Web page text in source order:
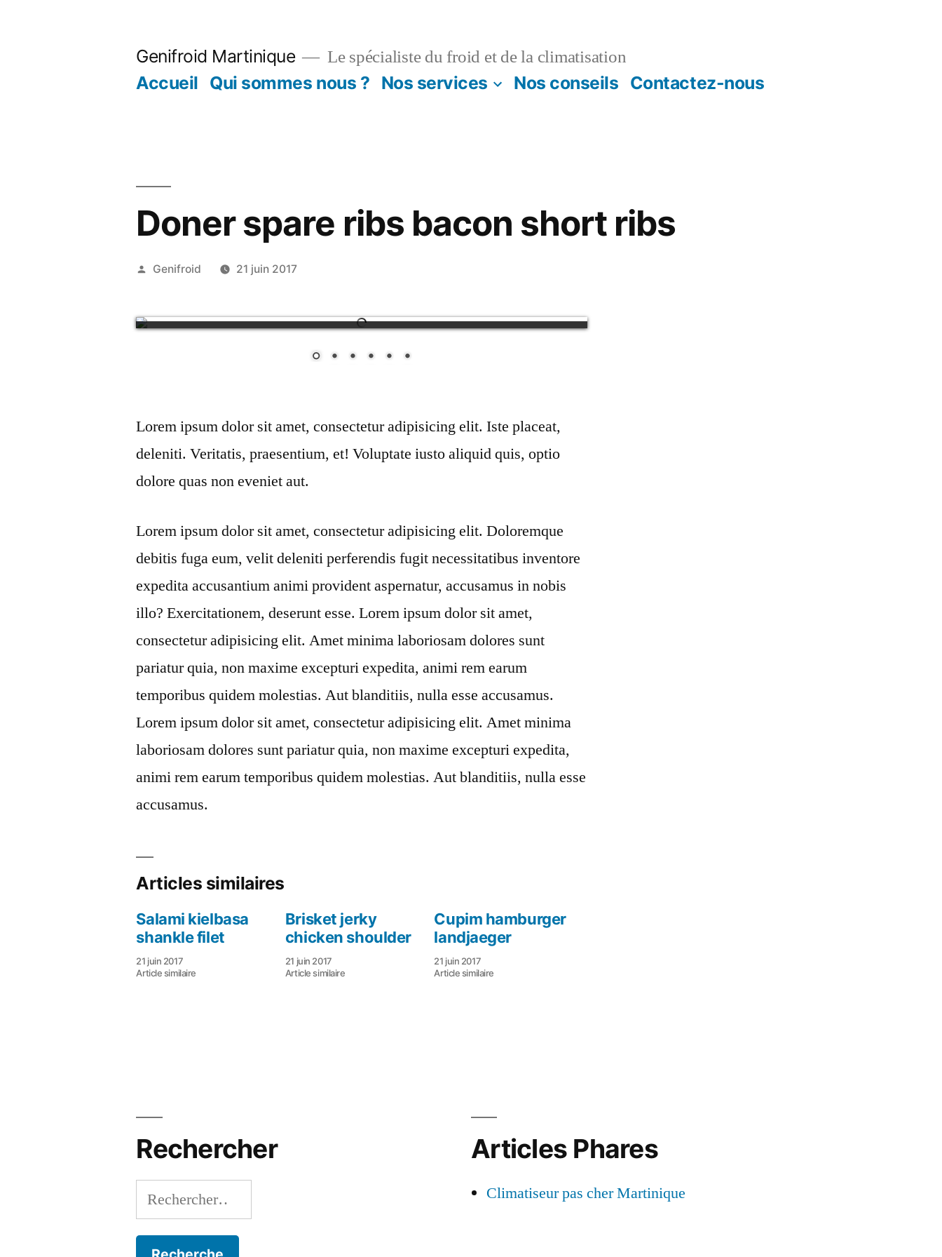
Genifroid Martinique Le spécialiste du froid et de la climatisation
Accueil Qui sommes nous ? Nos services Nos conseils Contactez-nous
Doner spare ribs bacon short ribs
Publié
Genifroid 21 juin 2017
Lorem ipsum dolor sit amet, consectetur adipisicing elit. Iste placeat,
deleniti. Veritatis, praesentium, et! Voluptate iusto aliquid quis, optio
dolore quas non eveniet aut.
Lorem ipsum dolor sit amet, consectetur adipisicing elit. Doloremque
debitis fuga eum, velit deleniti perferendis fugit necessitatibus inventore
expedita accusantium animi provident aspernatur, accusamus in nobis
illo? Exercitationem, deserunt esse. Lorem ipsum dolor sit amet,
consectetur adipisicing elit. Amet minima laboriosam dolores sunt
pariatur quia, non maxime excepturi expedita, animi rem earum
temporibus quidem molestias. Aut blanditiis, nulla esse accusamus.
Lorem ipsum dolor sit amet, consectetur adipisicing elit. Amet minima
laboriosam dolores sunt pariatur quia, non maxime excepturi expedita,
animi rem earum temporibus quidem molestias. Aut blanditiis, nulla esse
accusamus.
Articles similaires
Salami kielbasa
shankle filet
21 juin 2017
Article similaire
Brisket jerky
chicken shoulder
21 juin 2017
Article similaire
Cupim hamburger
landjaeger
21 juin 2017
Article similaire
Rechercher
Rechercher :
Articles Phares
Climatiseur pas cher Martinique